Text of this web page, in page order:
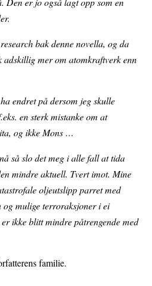
bak denne novella, og da
adskillig mer om atomkraftverk enn
endret på dersom jeg skulle
en sterk mistanke om at
og ikke Mons …
så slo det meg i alle fall at tida
mindre aktuell. Tvert imot. Mine
oljeutslipp parret med
mulige terroraksjoner i ei
ikke blitt mindre påtrengende med
familie.